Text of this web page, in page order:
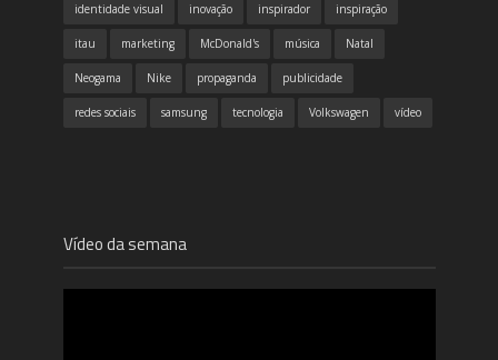
identidade visual inovação inspirador inspiração
itau marketing McDonald's música Natal
Neogama Nike propaganda publicidade
redes sociais samsung tecnologia Volkswagen vídeo
Vídeo da semana